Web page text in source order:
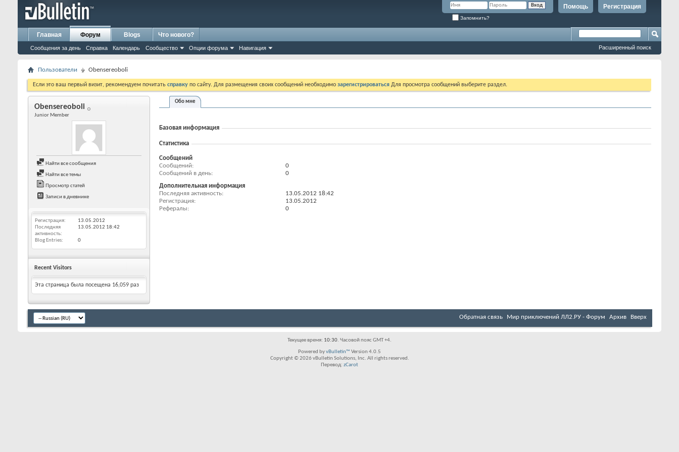
Регистрация
Помощь
Запомнить?
Главная Форум
Сообщения за день Справка Календарь Сообщество Опции форума Навигация
Blogs Что нового?
Расширенный поиск
Пользователи Obensereoboli
Если это ваш первый визит, рекомендуем почитать справку по сайту. Для размещения своих сообщений необходимо зарегистрироваться Для просмотра сообщений выберите раздел.
Obensereoboli
Junior Member
Найти все сообщения
Найти все темы
Просмотр статей
Записи в дневнике
Регистрация
13.05.2012
Последняя
активность
13.05.2012 18:42
Blog Entries 0
Recent Visitors
Эта страница была посещена 16,059 раз
Обо мне
Базовая информация
Статистика
Сообщений
Сообщений
0
Сообщений в день
0
Дополнительная информация
Последняя активность
13.05.2012 18:42
Регистрация
13.05.2012
Рефералы
0
Обратная связь Мир приключений ЛЛ2.РУ - Форум Архив Вверх
Текущее время: 10:30. Часовой пояс GMT +4.
Powered byvBulletin™ Version 4.0.5
Copyright © 2026 vBulletin Solutions, Inc. All rights reserved.
Перевод: zCarot